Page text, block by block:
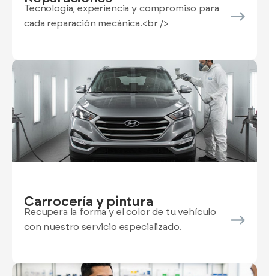
Tecnología, experiencia y compromiso para
cada reparación mecánica.<br />
Carrocería y pintura
Recupera la forma y el color de tu vehículo
con nuestro servicio especializado.